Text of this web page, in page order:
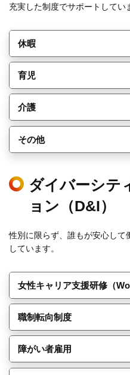
充実した制度でサポートしてい
休暇
育児
介護
その他
ダイバーシテ
ョン（D&I）
性別に限らず、誰もが安心し
しています。
女性キャリア支援研修（
職制転向制度
障がい者雇用